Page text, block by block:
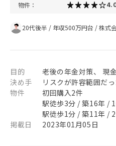
物件：
20代後半 / 年収500万円台 /株式
目的
老後の年金対策、 現
決め手
リスクが許容範囲だ
物件
初回購入2件
駅徒歩3分 / 築16年 /
駅徒歩1分 / 築11年 /
掲載日
2023年01月05日